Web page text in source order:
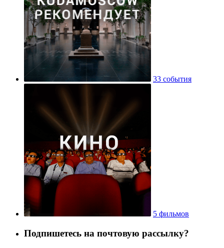
33 события
5 фильмов
Подпишетесь на почтовую рассылку?